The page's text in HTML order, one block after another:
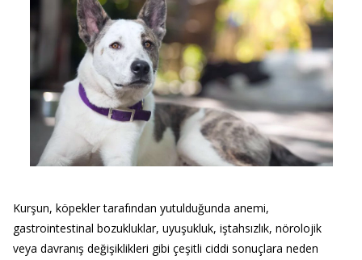
Kurşun, köpekler tarafından yutulduğunda anemi,
gastrointestinal bozukluklar, uyuşukluk, iştahsızlık, nörolojik
veya davranış değişiklikleri gibi çeşitli ciddi sonuçlara neden